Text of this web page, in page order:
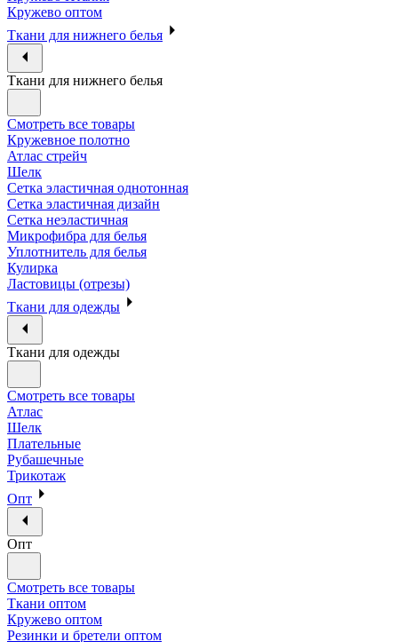
Кружево оптом
Ткани для нижнего белья
Ткани для нижнего белья
Смотреть все товары
Кружевное полотно
Атлас стрейч
Шелк
Сетка эластичная однотонная
Сетка эластичная дизайн
Сетка неэластичная
Микрофибра для белья
Уплотнитель для белья
Кулирка
Ластовицы (отрезы)
Ткани для одежды
Ткани для одежды
Смотреть все товары
Атлас
Шелк
Плательные
Рубашечные
Трикотаж
Опт
Опт
Смотреть все товары
Ткани оптом
Кружево оптом
Резинки и бретели оптом